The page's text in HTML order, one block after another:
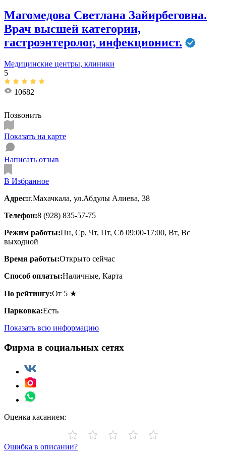
Магомедова Светлана Зайирбеговна.
Врач высшей категории,
гастроэнтеролог, инфекционист.
Медицинские центры, клиники
5
10682
Позвонить
Показать на карте
Написать отзыв
В Избранное
Адрес:г.Махачкала, ул.Абдулы Алиева, 38
Телефон:8 (928) 835-57-75
Режим работы:Пн, Ср, Чт, Пт, Сб 09:00-17:00, Вт, Вс
выходной
Время работы:Открыто сейчас
Способ оплаты:Наличные, Карта
По рейтингу:От 5 ★
Парковка:Есть
Показать всю информацию
Фирма в социальных сетях
Оценка касанием:
Ошибка в описании?